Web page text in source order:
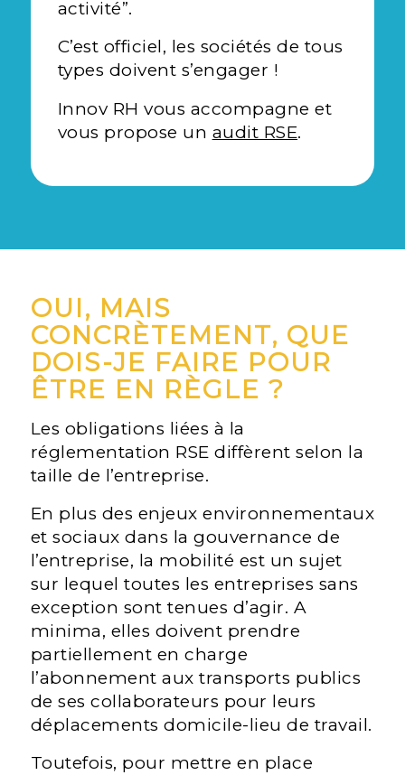
activité”.
C’est officiel, les sociétés de tous
types doivent s’engager !
Innov RH vous accompagne et
vous propose un audit RSE.
OUI, MAIS
CONCRÈTEMENT, QUE
DOIS-JE FAIRE POUR
ÊTRE EN RÈGLE ?
Les obligations liées à la
réglementation RSE diffèrent selon la
taille de l’entreprise.
En plus des enjeux environnementaux
et sociaux dans la gouvernance de
l’entreprise, la mobilité est un sujet
sur lequel toutes les entreprises sans
exception sont tenues d’agir. A
minima, elles doivent prendre
partiellement en charge
l’abonnement aux transports publics
de ses collaborateurs pour leurs
déplacements domicile-lieu de travail.
Toutefois, pour mettre en place